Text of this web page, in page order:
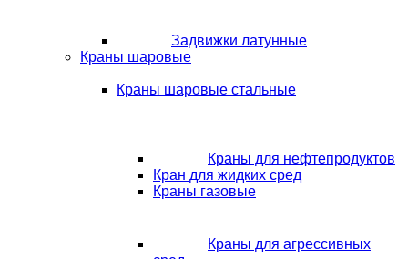
Задвижки латунные
Краны шаровые
Краны шаровые стальные
Краны для нефтепродуктов
Кран для жидких сред
Краны газовые
Краны для агрессивных